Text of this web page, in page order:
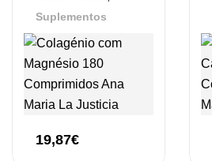
Suplementos
19,87€